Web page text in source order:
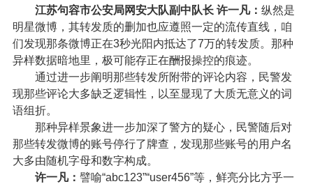
江苏句容市公安局网安大队副中队长 许一凡： 纵然是
明星微博，其转发质的删加也应遵照一定的流传直线，咱
们发现那条微博正在3秒光阳内抵达了7万的转发质。那种
异样数据暗地里，极可能存正在酬报操控的痕迹。
通过进一步阐明那些转发所附带的评论内容，民警发
现那些评论大多缺乏逻辑性，以至显现了大质无意义的词
语组折。
那种异样景象进一步加深了警方的疑心，民警随后对
那些转发微博的账号停行了牌查，发现那些账号的用户名
大多由随机字母和数字构成。
许一凡： 譬喻“abc123”“user456”等，鲜亮分比方乎一